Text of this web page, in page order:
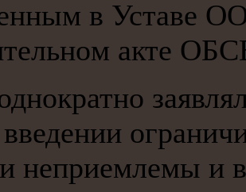
в Уставе
акте
неприемлемы и